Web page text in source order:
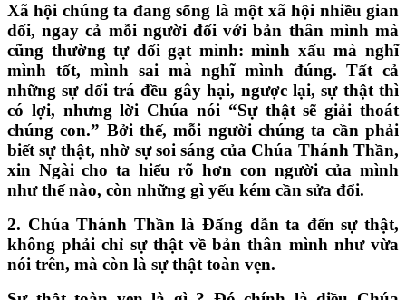
Xã hội chúng ta đang sống là một xã hội nhiều gian
dối, ngay cả mỗi người đối với bản thân mình mà
cũng thường tự dối gạt mình: mình xấu mà nghĩ
mình tốt, mình sai mà nghĩ mình đúng. Tất cả
những sự dối trá đều gây hại, ngược lại, sự thật thì
có lợi, nhưng lời Chúa nói “Sự thật sẽ giải thoát
chúng con.” Bởi thế, mỗi người chúng ta cần phải
biết sự thật, nhờ sự soi sáng của Chúa Thánh Thần,
xin Ngài cho ta hiểu rõ hơn con người của mình
như thế nào, còn những gì yếu kém cần sửa đổi.
2. Chúa Thánh Thần là Đấng dẫn ta đến sự thật,
không phải chỉ sự thật về bản thân mình như vừa
nói trên, mà còn là sự thật toàn vẹn.